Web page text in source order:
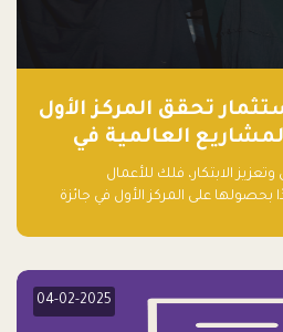
تحقق المركز الأول
العالمية في
لعام ٢٠٢٤
الابتكار، فلك للأعمال
بحصولها على المركز الأول في جائزة
04-02-2025